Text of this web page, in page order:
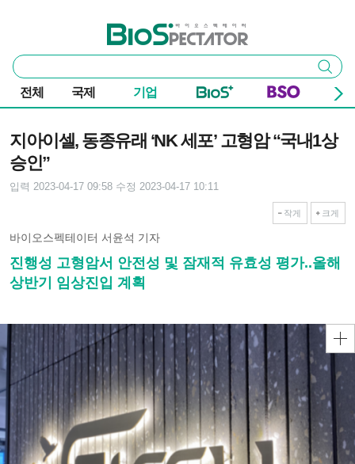
바이오스펙테이터
통
합
검
색
검색
전체 국제 기업
지아이셀, 동종유래 ‘NK 세포’ 고형암 “국내1상
승인”
입력 2023-04-17 09:58 수정 2023-04-17 10:11
작게 크게
바이오스펙테이터 서윤석 기자
진행성 고형암서 안전성 및 잠재적 유효성 평가..올해
상반기 임상진입 계획